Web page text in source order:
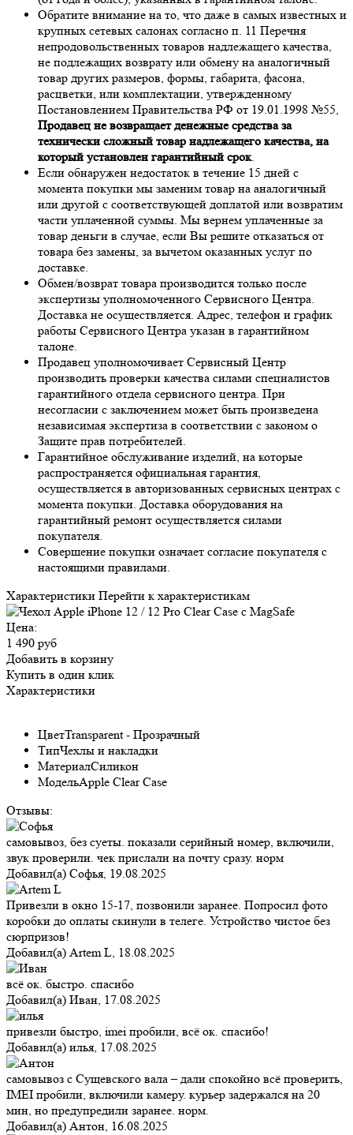
Обратите внимание на то, что даже в самых известных и
крупных сетевых салонах согласно п. 11 Перечня
непродовольственных товаров надлежащего качества,
не подлежащих возврату или обмену на аналогичный
товар других размеров, формы, габарита, фасона,
расцветки, или комплектации, утвержденному
Постановлением Правительства РФ от 19.01.1998 №55,
Продавец не возвращает денежные средства за
технически сложный товар надлежащего качества, на
который установлен гарантийный срок.
Если обнаружен недостаток в течение 15 дней с
момента покупки мы заменим товар на аналогичный
или другой с соответствующей доплатой или возвратим
части уплаченной суммы. Мы вернем уплаченные за
товар деньги в случае, если Вы решите отказаться от
товара без замены, за вычетом оказанных услуг по
доставке.
Обмен/возврат товара производится только после
экспертизы уполномоченного Сервисного Центра.
Доставка не осуществляется. Адрес, телефон и график
работы Сервисного Центра указан в гарантийном
талоне.
Продавец уполномочивает Сервисный Центр
производить проверки качества силами специалистов
гарантийного отдела сервисного центра. При
несогласии с заключением может быть произведена
независимая экспертиза в соответствии с законом о
Защите прав потребителей.
Гарантийное обслуживание изделий, на которые
распространяется официальная гарантия,
осуществляется в авторизованных сервисных центрах с
момента покупки. Доставка оборудования на
гарантийный ремонт осуществляется силами
покупателя.
Совершение покупки означает согласие покупателя с
настоящими правилами.
Характеристики Перейти к характеристикам
Цена:
1 490 руб
Добавить в корзину
Купить в один клик
Характеристики
ЦветTransparent - Прозрачный
ТипЧехлы и накладки
МатериалСиликон
МодельApple Clear Case
Отзывы:
самовывоз, без суеты. показали серийный номер, включили,
звук проверили. чек прислали на почту сразу. норм
Добавил(а) Софья, 19.08.2025
Привезли в окно 15-17, позвонили заранее. Попросил фото
коробки до оплаты скинули в телеге. Устройство чистое без
сюрпризов!
Добавил(а) Artem L, 18.08.2025
всё ок. быстро. спасибо
Добавил(а) Иван, 17.08.2025
привезли быстро, imei пробили, всё ок. спасибо!
Добавил(а) илья, 17.08.2025
самовывоз с Сущевского вала – дали спокойно всё проверить,
IMEI пробили, включили камеру. курьер задержался на 20
мин, но предупредили заранее. норм.
Добавил(а) Антон, 16.08.2025